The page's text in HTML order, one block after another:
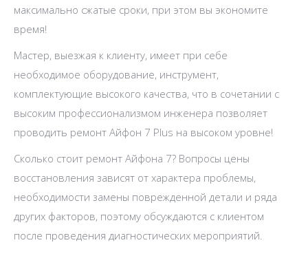
максимально сжатые сроки, при этом вы экономите
время!
Мастер, выезжая к клиенту, имеет при себе
необходимое оборудование, инструмент,
комплектующие высокого качества, что в сочетании с
высоким профессионализмом инженера позволяет
проводить ремонт Айфон 7 Plus на высоком уровне!
Сколько стоит ремонт Айфона 7? Вопросы цены
восстановления зависят от характера проблемы,
необходимости замены поврежденной детали и ряда
других факторов, поэтому обсуждаются с клиентом
после проведения диагностических мероприятий.